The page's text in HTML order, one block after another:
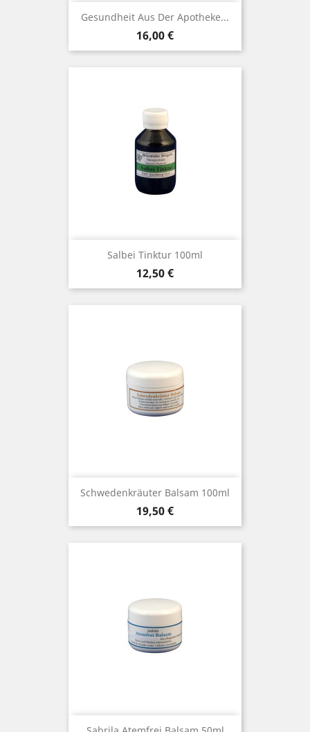
Gesundheit Aus Der Apotheke...
Preis
16,00 €
Salbei Tinktur 100ml
Preis
12,50 €
Schwedenkräuter Balsam 100ml
Preis
19,50 €